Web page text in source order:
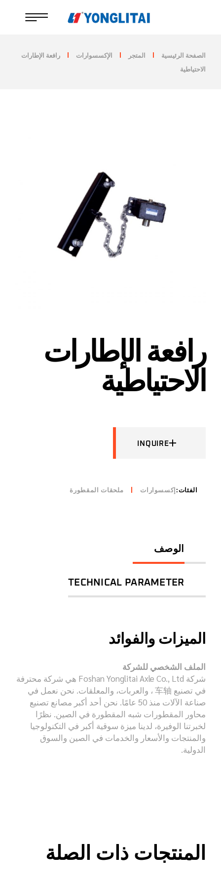
الصفحة الرئيسية المتجر الإكسسوارات رافعة الإطارات
الاحتياطية
رافعة الإطارات
الاحتياطية
INQUIRE
الفئات: إكسسوارات ملحقات المقطورة
الوصف
TECHNICAL PARAMETER
الميزات والفوائد
الملف الشخصي للشركة
شركة Foshan Yonglitai Axle Co., Ltd هي شركة محترفة
في تصنيع 车轴 ، والعربات، والمعلقات. نحن نعمل في
صناعة الآلات منذ 50 عامًا. نحن أحد أكبر مصانع تصنيع
محاور المقطورات شبه المقطورة في الصين. نظرًا
لخبرتنا الوفيرة، لدينا ميزة سوقية أكبر في التكنولوجيا
والمنتجات والأسعار والخدمات في الصين والسوق
الدولية.
المنتجات ذات الصلة